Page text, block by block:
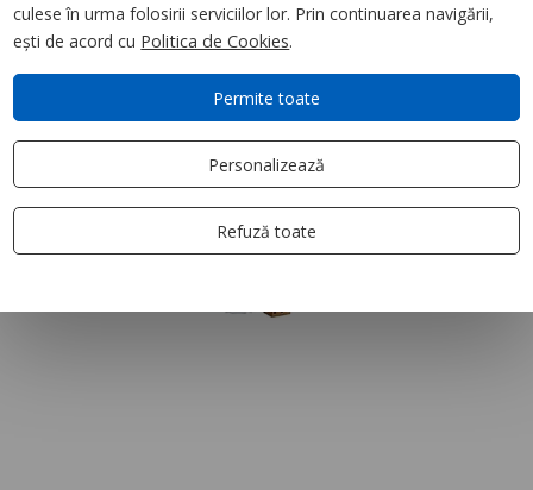
culese în urma folosirii serviciilor lor. Prin continuarea navigării,
ești de acord cu Politica de Cookies.
Permite toate
Personalizează
Refuză toate